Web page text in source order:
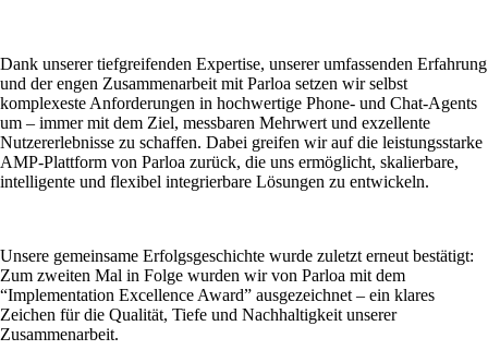
Dank unserer tiefgreifenden Expertise, unserer umfassenden Erfahrung
und der engen Zusammenarbeit mit Parloa setzen wir selbst
komplexeste Anforderungen in hochwertige Phone- und Chat-Agents
um – immer mit dem Ziel, messbaren Mehrwert und exzellente
Nutzererlebnisse zu schaffen. Dabei greifen wir auf die leistungsstarke
AMP-Plattform von Parloa zurück, die uns ermöglicht, skalierbare,
intelligente und flexibel integrierbare Lösungen zu entwickeln.
Unsere gemeinsame Erfolgsgeschichte wurde zuletzt erneut bestätigt:
Zum zweiten Mal in Folge wurden wir von Parloa mit dem
“Implementation Excellence Award” ausgezeichnet – ein klares
Zeichen für die Qualität, Tiefe und Nachhaltigkeit unserer
Zusammenarbeit.